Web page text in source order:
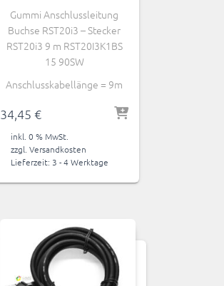
Gummi Anschlussleitung
Buchse RST20i3 – Stecker
RST20i3 9 m RST20I3K1BS
15 90SW
Anschlusskabellänge = 9m
34,45 €
inkl. 0 % MwSt.
zzgl. Versandkosten
Lieferzeit: 3 - 4 Werktage